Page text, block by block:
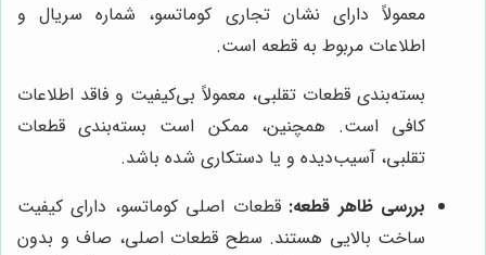
معمولاً دارای نشان تجاری کوماتسو، شماره سریال و
اطلاعات مربوط به قطعه است.
بسته‌بندی قطعات تقلبی، معمولاً بی‌کیفیت و فاقد اطلاعات
کافی است. همچنین، ممکن است بسته‌بندی قطعات
تقلبی، آسیب‌دیده و یا دستکاری شده باشد.
بررسی ظاهر قطعه: قطعات اصلی کوماتسو، دارای کیفیت
ساخت بالایی هستند. سطح قطعات اصلی، صاف و بدون